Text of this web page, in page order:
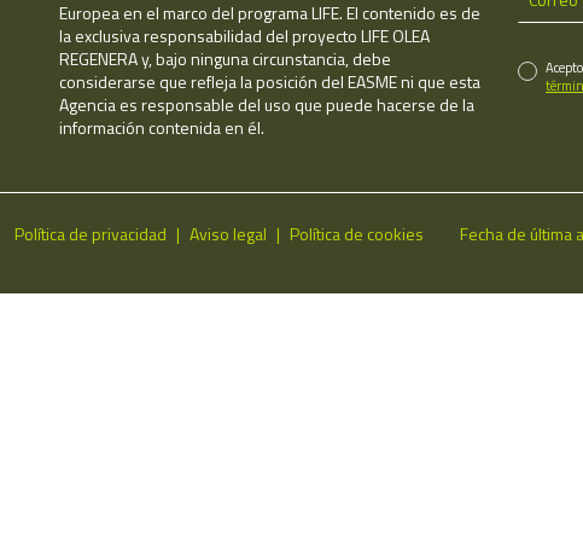
Europea en el marco del programa LIFE. El contenido es de
la exclusiva responsabilidad del proyecto LIFE OLEA
REGENERA y, bajo ninguna circunstancia, debe
considerarse que refleja la posición del EASME ni que esta
Agencia es responsable del uso que puede hacerse de la
información contenida en él.
Acepto
Política de privacidad Aviso legal Política de cookies Fecha de